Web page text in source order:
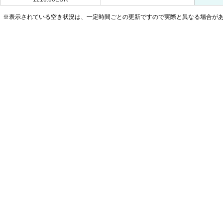
※表示されている空き状況は、一定時間ごとの更新ですので実際と異なる場合があ